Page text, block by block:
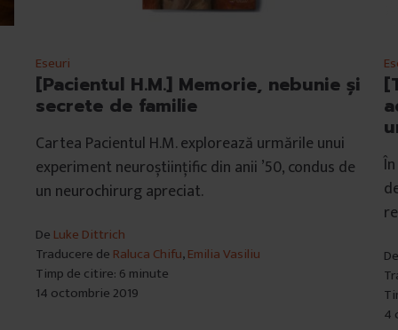
Eseuri
[Pacientul H.M.] Memorie, nebunie și
secrete de familie
Cartea Pacientul H.M. explorează urmările unui
experiment neuroștiințific din anii ’50, condus de
un neurochirurg apreciat.
De Luke Dittrich
Traducere de Raluca Chifu,Emilia Vasiliu
Timp de citire: 6 minute
14 octombrie 2019
4